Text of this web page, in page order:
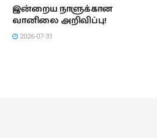
இன்றைய நாளுக்கான
வானிலை அறிவிப்பு!
2026-07-31